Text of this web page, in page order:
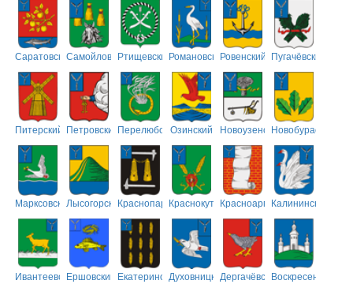
СаратовскийСамойловскийРтищевскийРомановскийРовенский Пугачёвский
Питерский ПетровскийПерелюбскийОзинский НовоузенскийНовобурасский
МарксовскийЛысогорскийКраснопартизанский
КраснокутскийКрасноармейский
Калининский
ИвантеевскийЕршовский ЕкатериновскийДуховницкийДергачёвскийВоскресенский